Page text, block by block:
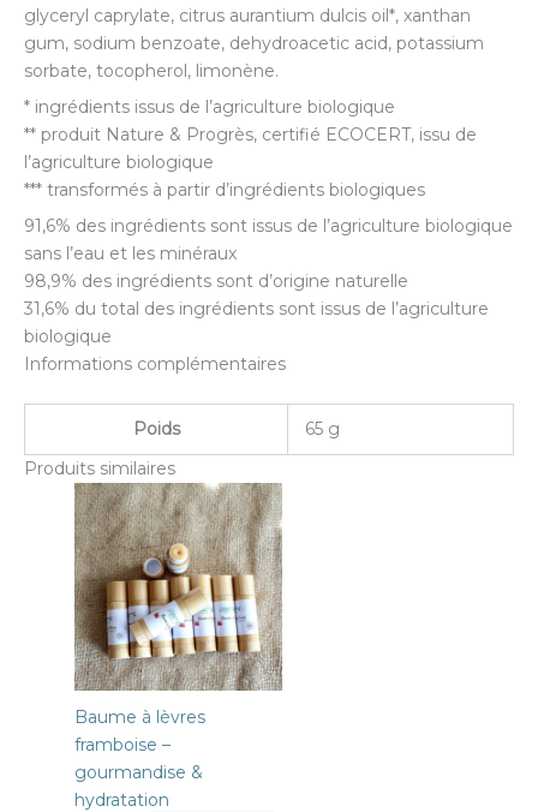
glyceryl caprylate, citrus aurantium dulcis oil*, xanthan
gum, sodium benzoate, dehydroacetic acid, potassium
sorbate, tocopherol, limonène.
* ingrédients issus de l’agriculture biologique
** produit Nature & Progrès, certifié ECOCERT, issu de
l’agriculture biologique
*** transformés à partir d’ingrédients biologiques
91,6% des ingrédients sont issus de l’agriculture biologique
sans l’eau et les minéraux
98,9% des ingrédients sont d’origine naturelle
31,6% du total des ingrédients sont issus de l’agriculture
biologique
Informations complémentaires
Poids
65 g
Produits similaires
Baume à lèvres
framboise –
gourmandise &
hydratation